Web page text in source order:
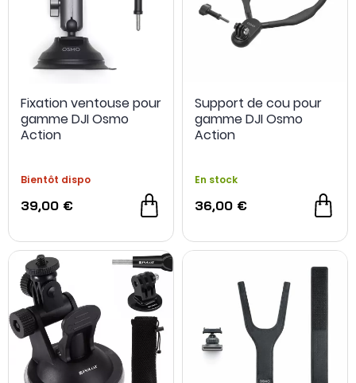
Fixation ventouse pour
gamme DJI Osmo
Action
Bientôt dispo
39,00 €
Support de cou pour
gamme DJI Osmo
Action
En stock
36,00 €